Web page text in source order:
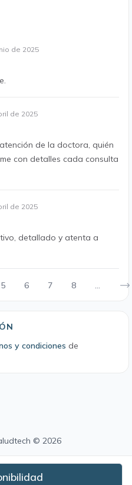
de 2025
de 2025
de la doctora, quién
con detalles cada consulta
de 2025
detallado y atenta a
5 6 7 8 ...
y condiciones de
© 2026